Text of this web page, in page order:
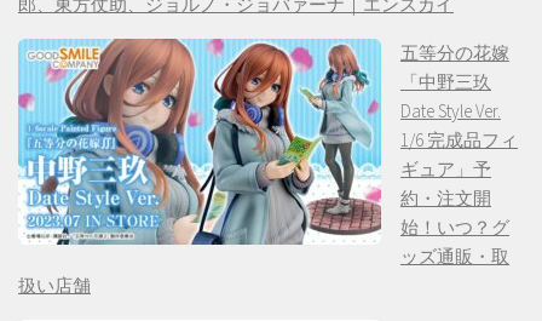
五等分の花嫁
「中野三玖
Date Style Ver.
1/6 完成品フィ
ギュア」予
約・注文開
始！いつ？グ
ッズ通販・取
扱い店舗